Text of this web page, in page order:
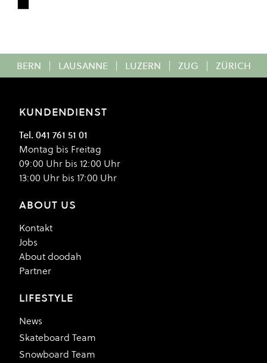
Colour
LARGE ACIDIC WATERCOLOR
BERN | LAUSANNE | LUZERN | ZUG | ZÜRICH
KUNDENDIENST
Tel. 041 761 51 01
Montag bis Freitag
09:00 Uhr bis 12:00 Uhr
13:00 Uhr bis 17:00 Uhr
ABOUT US
Kontakt
Jobs
About doodah
Partner
LIFESTYLE
News
Skateboard Team
Snowboard Team